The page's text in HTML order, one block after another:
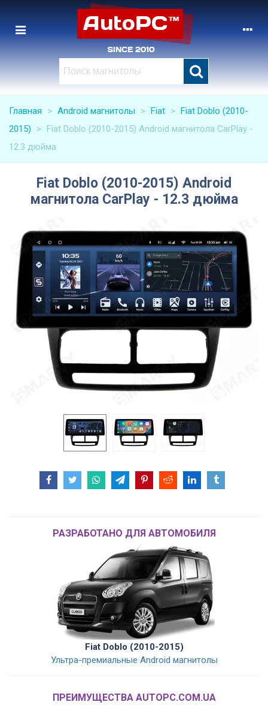
Главная > Android магнитолы > Fiat > Fiat Doblo (2010-
2015)
> Fiat Doblo (2010-2015) Android магнитола CarPlay -
12.3 дюйма
Fiat Doblo (2010-2015) Android
магнитола CarPlay - 12.3 дюйма
РАЗРАБОТАНО ДЛЯ АВТОМОБИЛЯ
Fiat Doblo (2010-2015)
Ультра-премиальные Android магнитолы
ПРЕИМУЩЕСТВА AUTOPC.COM.UA